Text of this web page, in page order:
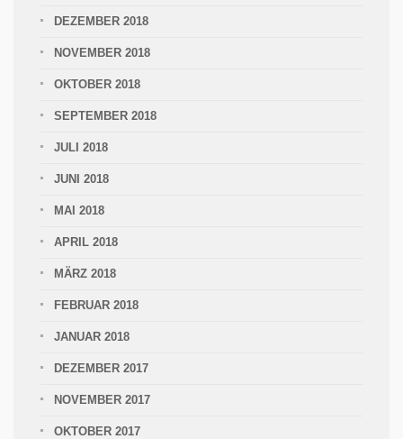
DEZEMBER 2018
NOVEMBER 2018
OKTOBER 2018
SEPTEMBER 2018
JULI 2018
JUNI 2018
MAI 2018
APRIL 2018
MÄRZ 2018
FEBRUAR 2018
JANUAR 2018
DEZEMBER 2017
NOVEMBER 2017
OKTOBER 2017